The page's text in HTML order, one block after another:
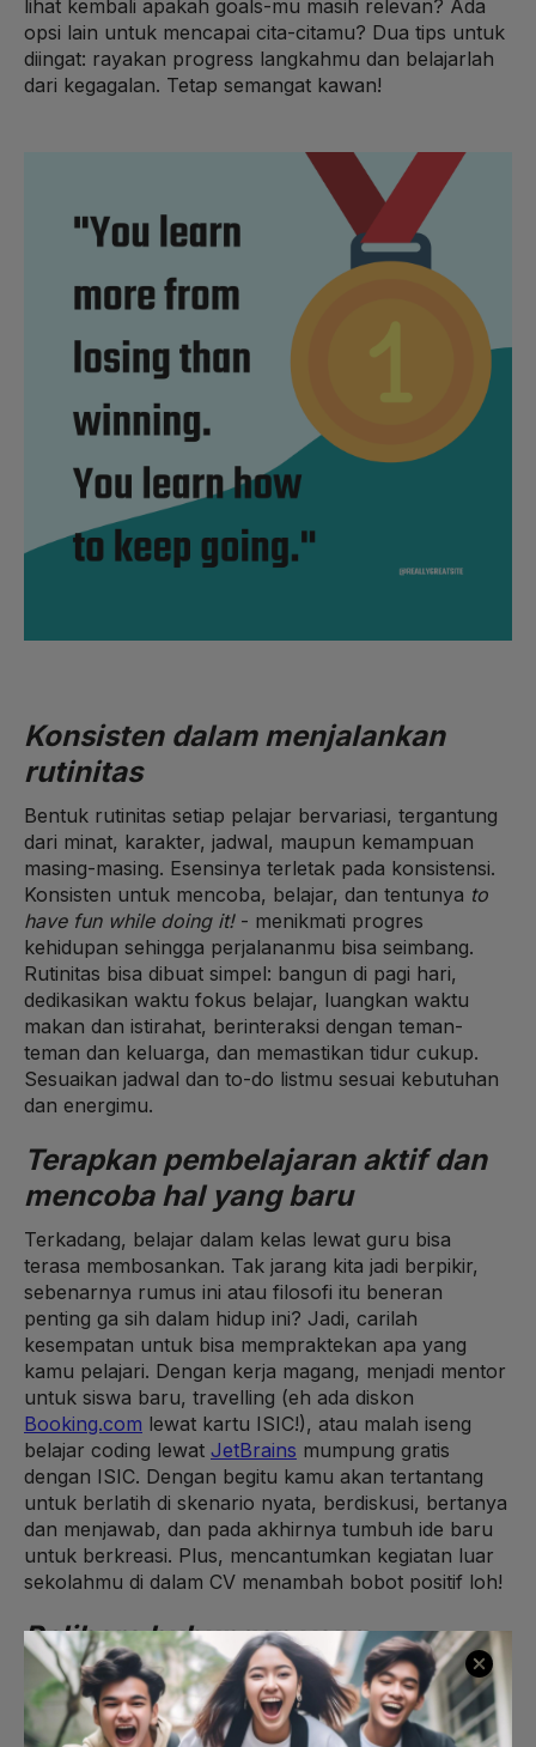
lihat kembali apakah goals-mu masih relevan? Ada
opsi lain untuk mencapai cita-citamu? Dua tips untuk
diingat: rayakan progress langkahmu dan belajarlah
dari kegagalan. Tetap semangat kawan!
Konsisten dalam menjalankan
rutinitas
Bentuk rutinitas setiap pelajar bervariasi, tergantung
dari minat, karakter, jadwal, maupun kemampuan
masing-masing. Esensinya terletak pada konsistensi.
Konsisten untuk mencoba, belajar, dan tentunya to
have fun while doing it! - menikmati progres
kehidupan sehingga perjalananmu bisa seimbang.
Rutinitas bisa dibuat simpel: bangun di pagi hari,
dedikasikan waktu fokus belajar, luangkan waktu
makan dan istirahat, berinteraksi dengan teman-
teman dan keluarga, dan memastikan tidur cukup.
Sesuaikan jadwal dan to-do listmu sesuai kebutuhan
dan energimu.
Terapkan pembelajaran aktif dan
mencoba hal yang baru
Terkadang, belajar dalam kelas lewat guru bisa
terasa membosankan. Tak jarang kita jadi berpikir,
sebenarnya rumus ini atau filosofi itu beneran
penting ga sih dalam hidup ini? Jadi, carilah
kesempatan untuk bisa mempraktekan apa yang
kamu pelajari. Dengan kerja magang, menjadi mentor
untuk siswa baru, travelling (eh ada diskon
Booking.com lewat kartu ISIC!), atau malah iseng
belajar coding lewat JetBrains mumpung gratis
dengan ISIC. Dengan begitu kamu akan tertantang
untuk berlatih di skenario nyata, berdiskusi, bertanya
dan menjawab, dan pada akhirnya tumbuh ide baru
untuk berkreasi. Plus, mencantumkan kegiatan luar
sekolahmu di dalam CV menambah bobot positif loh!
Pelihara hubungan yang
bermakna
Membangun hubungan baik dengan berbagai
kalangan bisa membuka berbagai macam pintu. Baik